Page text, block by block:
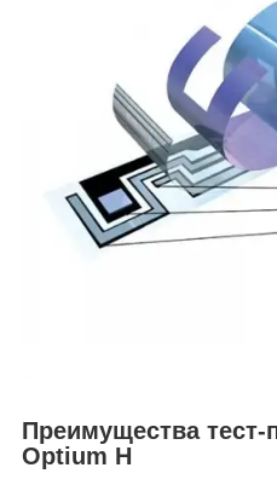
Преимущества тест-
Optium H